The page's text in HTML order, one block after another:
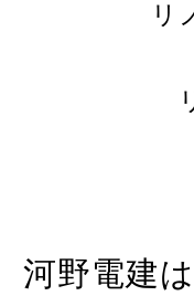
リ
河野電建